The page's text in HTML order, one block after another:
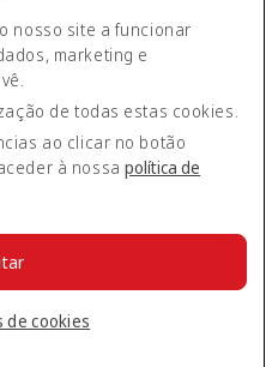
os direitos reservados.
nosso site a funcionar
marketing e
de todas estas cookies.
ao clicar no botão
à nossapolítica de
de cookies